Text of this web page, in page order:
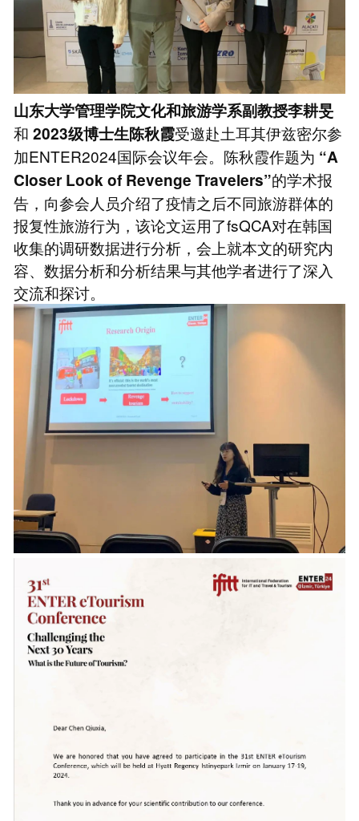
山东大学管理学院文化和旅游学系副教授李耕旻
和 2023级博士生陈秋霞受邀赴土耳其伊兹密尔参
加ENTER2024国际会议年会。陈秋霞作题为 “A
Closer Look of Revenge Travelers”的学术报
告，向参会人员介绍了疫情之后不同旅游群体的
报复性旅游行为，该论文运用了fsQCA对在韩国
收集的调研数据进行分析，会上就本文的研究内
容、数据分析和分析结果与其他学者进行了深入
交流和探讨。